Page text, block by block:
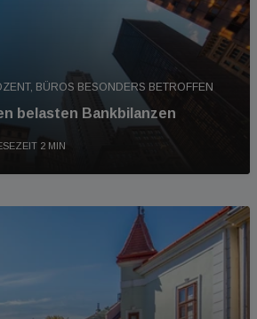
BÜROS BESONDERS BETROFFEN
belasten Bankbilanzen
2 MIN